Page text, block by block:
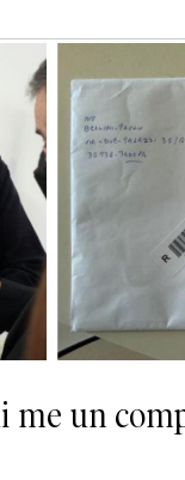
me un